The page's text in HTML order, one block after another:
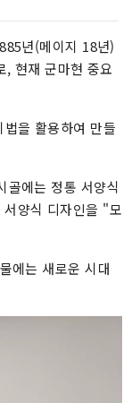
년(메이지 18년)
, 현재 군마현 중요
을 활용하여 만들
골에는 정통 서양식
양식 디자인을 "모
에는 새로운 시대